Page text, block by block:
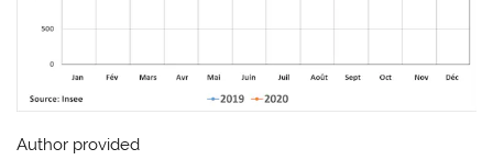
Author provided